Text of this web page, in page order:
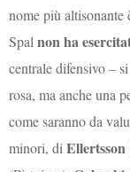
nome più
Spalnon ha
centrale difensivo –
rosa, ma anche una
come saranno da
minori, diEllertsson